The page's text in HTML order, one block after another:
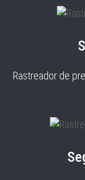
Rastreador de